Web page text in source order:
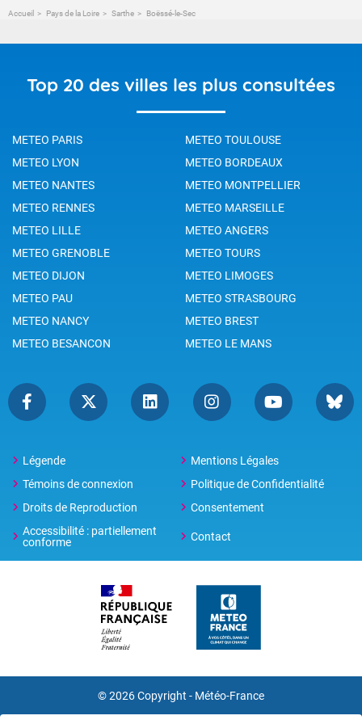
Accueil Pays de la Loire Sarthe Boëssé-le-Sec
Top 20 des villes les plus consultées
METEO PARIS
METEO TOULOUSE
METEO LYON
METEO BORDEAUX
METEO NANTES
METEO MONTPELLIER
METEO RENNES
METEO MARSEILLE
METEO LILLE
METEO ANGERS
METEO GRENOBLE
METEO TOURS
METEO DIJON
METEO LIMOGES
METEO PAU
METEO STRASBOURG
METEO NANCY
METEO BREST
METEO BESANCON
METEO LE MANS
Légende
Mentions Légales
Témoins de connexion
Politique de Confidentialité
Droits de Reproduction
Consentement
Accessibilité : partiellement
conforme
Contact
© 2026 Copyright - Météo-France